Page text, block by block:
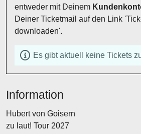
entweder mit Deinem
Deiner Ticketmail auf den Link
downloaden'.
Es gibt aktuell keine Tickets
Information
Hubert von Goisern
zu laut! Tour 2027